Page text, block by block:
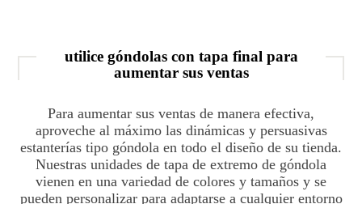
utilice góndolas con tapa final para
aumentar sus ventas
Para aumentar sus ventas de manera efectiva,
aproveche al máximo las dinámicas y persuasivas
estanterías tipo góndola en todo el diseño de su tienda.
Nuestras unidades de tapa de extremo de góndola
vienen en una variedad de colores y tamaños y se
pueden personalizar para adaptarse a cualquier entorno